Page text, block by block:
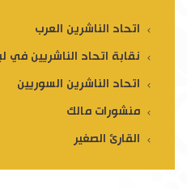
اتحاد الناشرين العرب
نقابة اتحاد الناشريين في
اتحاد الناشرين السوريين
منشورات مالك
القارئ الصغير